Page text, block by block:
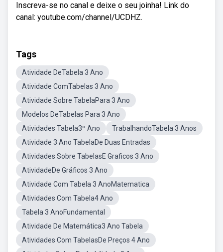
Inscreva-se no canal e deixe o seu joinha! Link do
canal: youtube.com/channel/UCDHZ.
Tags
Atividade DeTabela 3 Ano
Atividade ComTabelas 3 Ano
Atividade Sobre TabelaPara 3 Ano
Modelos DeTabelas Para 3 Ano
Atividades Tabela3º Ano
TrabalhandoTabela 3 Anos
Atividade 3 Ano TabelaDe Duas Entradas
Atividades Sobre TabelasE Graficos 3 Ano
AtividadeDe Gráficos 3 Ano
Atividade Com Tabela 3 AnoMatematica
Atividades Com Tabela4 Ano
Tabela 3 AnoFundamental
Atividade De Matemática3 Ano Tabela
Atividades Com TabelasDe Preços 4 Ano